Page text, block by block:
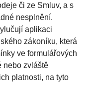
či ze Smluv, a s
nesplnění.
aplikaci
zákoníku, která
ve formulářových
nebo zvláště
platnosti, na tyto